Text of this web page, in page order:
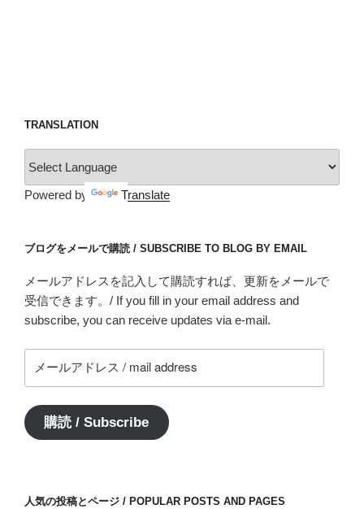
TRANSLATION
Powered by Translate
ブログをメールで購読 / SUBSCRIBE TO BLOG BY EMAIL
メールアドレスを記入して購読すれば、更新をメールで
受信できます。/ If you fill in your email address and
subscribe, you can receive updates via e-mail.
ー
ア
ド
購読 / Subscribe
人気の投稿とページ / POPULAR POSTS AND PAGES